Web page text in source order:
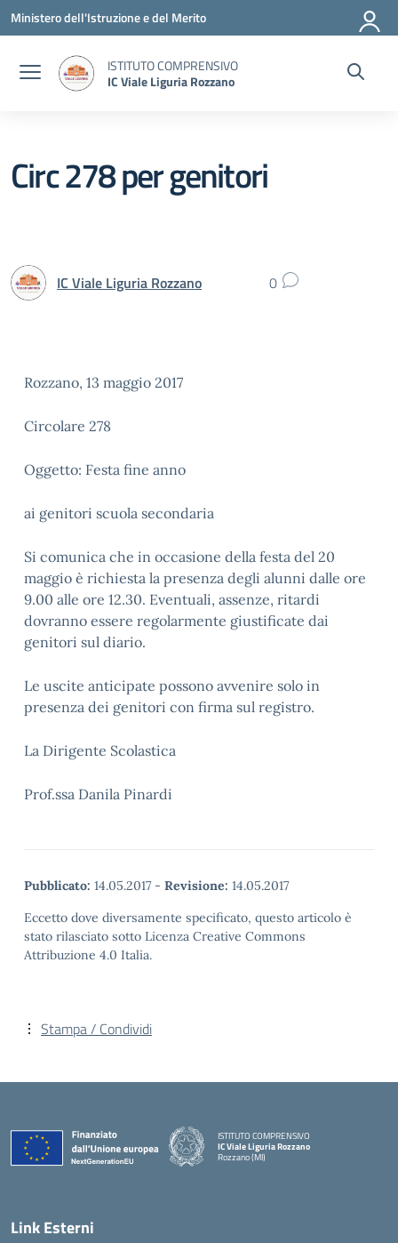
Vai ai contenuti
Vai al menu di navigazione
Vai al footer
Ministero dell'Istruzione e del Merito
ISTITUTO COMPRENSIVO
IC Viale Liguria Rozzano
Circ 278 per genitori
IC Viale Liguria Rozzano 0
Rozzano, 13 maggio 2017
Circolare 278
Oggetto: Festa fine anno
ai genitori scuola secondaria
Si comunica che in occasione della festa del 20
maggio è richiesta la presenza degli alunni dalle ore
9.00 alle ore 12.30. Eventuali, assenze, ritardi
dovranno essere regolarmente giustificate dai
genitori sul diario.
Le uscite anticipate possono avvenire solo in
presenza dei genitori con firma sul registro.
La Dirigente Scolastica
Prof.ssa Danila Pinardi
Pubblicato: 14.05.2017 - Revisione: 14.05.2017
Eccetto dove diversamente specificato, questo articolo è
stato rilasciato sotto Licenza Creative Commons
Attribuzione 4.0 Italia.
Stampa / Condividi
ISTITUTO COMPRENSIVO
IC Viale Liguria Rozzano
Rozzano (MI)
Link Esterni